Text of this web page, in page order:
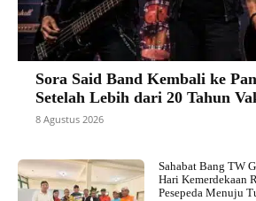
Sora Said Band Kembali ke
Setelah Lebih dari 20 Tahun
8 Agustus 2026
Sahabat Bang TW
Hari Kemerdekaan
Pesepeda Menuju